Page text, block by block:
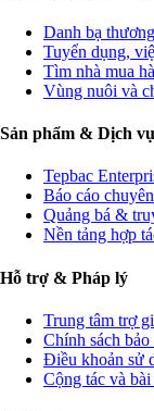
Danh bạ
Tuyển dụng,
Tìm nhà mua
Vùng nuôi và
Sản phẩm & Dịch vụ
Tepbac
Báo cáo
Quảng bá &
Nền tảng hợp
Hỗ trợ & Pháp lý
Trung tâm trợ
Chính sách bảo
Điều khoản sử
Cộng tác và